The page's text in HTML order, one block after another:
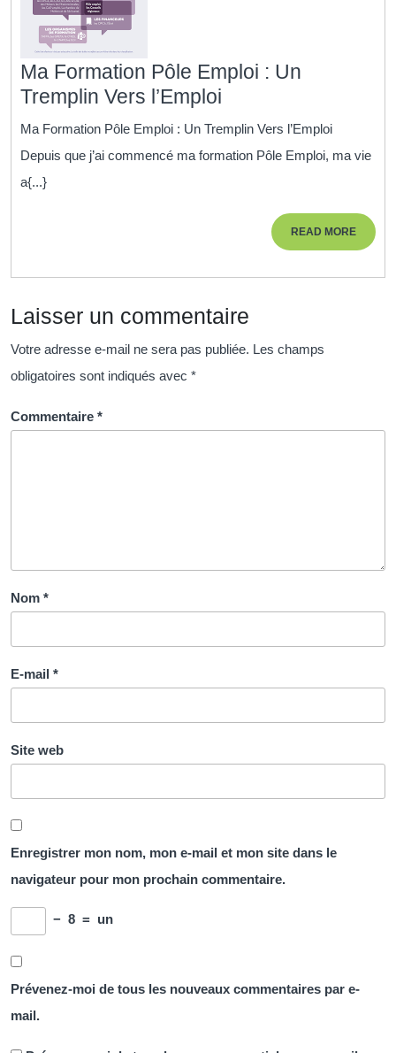
Ma Formation Pôle Emploi : Un
Tremplin Vers l’Emploi
Formation
Pôle
Tremplin
Ma Formation Pôle Emploi : Un Tremplin Vers l’Emploi
Depuis que j’ai commencé ma formation Pôle Emploi, ma vie
a{...}
READ MOREREAD
MORE
Laisser un commentaire
Votre adresse e-mail ne sera pas publiée. Les champs
obligatoires sont indiqués avec *
Commentaire *
Nom *
E-mail *
Site web
Enregistrer mon nom, mon e-mail et mon site dans le
navigateur pour mon prochain commentaire.
− 8 = un
Prévenez-moi de tous les nouveaux commentaires par e-
mail.